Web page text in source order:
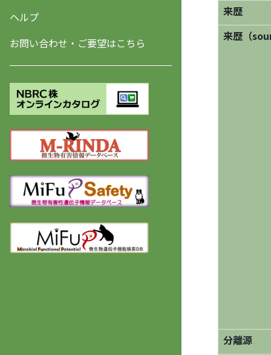
ヘルプ
お問い合わせ・ご要望はこちら
来歴
来歴（
分離源